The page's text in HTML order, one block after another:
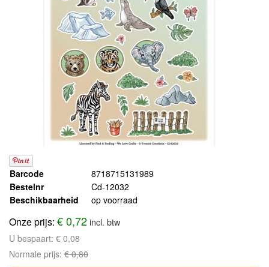
Barcode
8718715131989
Bestelnr
Cd-12032
Beschikbaarheid
op voorraad
Onze prijs: € 0,72incl. btw
U bespaart: € 0,08
Normale prijs: € 0,80